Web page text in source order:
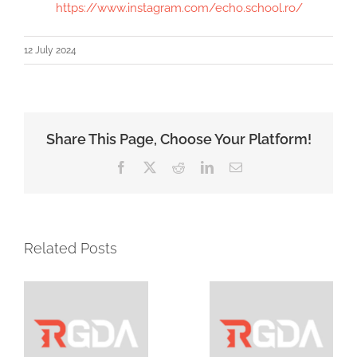
https://www.instagram.com/echo.school.ro/
12 July 2024
Share This Page, Choose Your Platform!
Facebook RedditLinkedInEmail
Related Posts